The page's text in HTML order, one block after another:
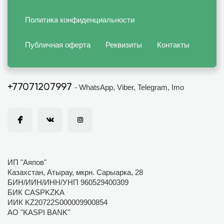
Политика конфиденциальности
Публичная оферта Реквизиты Контакты
+77071207997 - WhatsApp, Viber, Telegram, Imo
ИП "Аяпов"
Казахстан, Атырау, мкрн. Сарыарка, 28
БИН/ИИН/ИНН/УНП 960529400309
БИК CASPKZKA
ИИК KZ20722S000009900854
АО "KASPI BANK"